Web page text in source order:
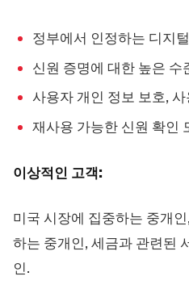
정부에서 인정하는 디지
신원 증명에 대한 높은 수
사용자 개인 정보 보호,
재사용 가능한 신원 확인
이상적인 고객:
미국 시장에 집중하는 중개
하는 중개인, 세금과 관련된
인.